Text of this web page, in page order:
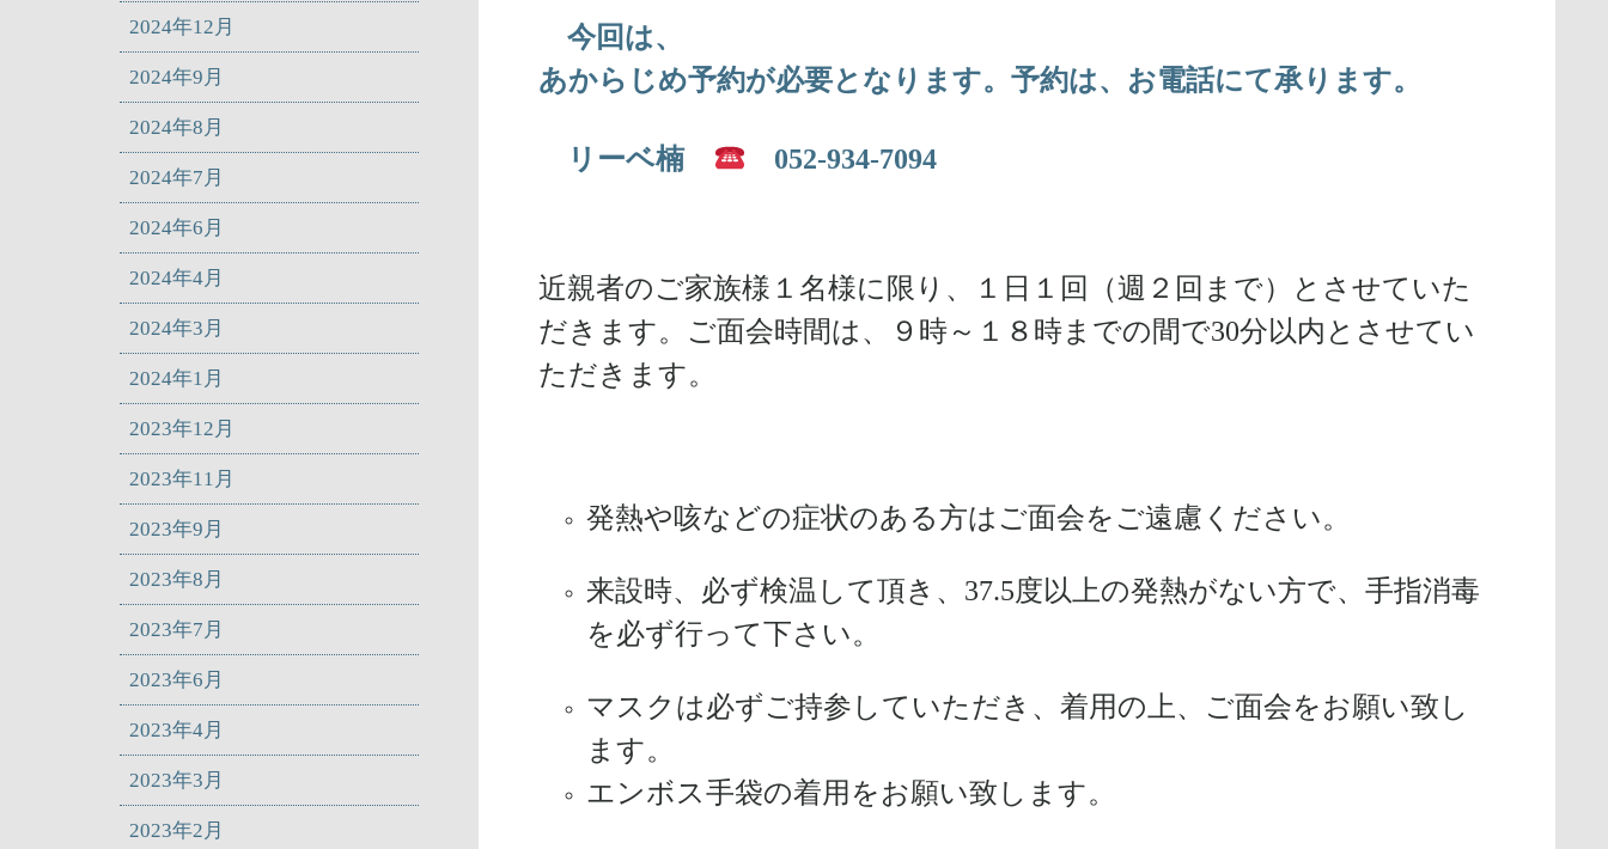
今回は、
あからじめ予約が必要となります。予約は、お電話にて承ります。
リーベ楠 052-934-7094
近親者のご家族様１名様に限り、
１日１回（週２回まで）とさせていた
だきます。 ご面会時間は、９時～１８時までの間で30分以内とさせてい
ただきます。
発熱や咳などの症状のある方はご面会をご遠慮ください。
来設時、必ず検温して頂き、37.5度以上の発熱がない方で、手指消毒
を必ず行って下さい。
マスクは必ずご持参していただき、着用の上、ご面会をお願い致し
ます。
エンボス手袋の着用をお願い致します。
2024年12月
2024年9月
2024年8月
2024年7月
2024年6月
2024年4月
2024年3月
2024年1月
2023年12月
2023年11月
2023年9月
2023年8月
2023年7月
2023年6月
2023年4月
2023年3月
2023年2月